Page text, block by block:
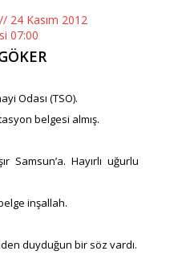
// 24 Kasım 2012
07:00
Odası (TSO).
belgesi almış.
Samsun’a. Hayırlı uğurlu
inşallah.
duyduğun bir söz vardı.